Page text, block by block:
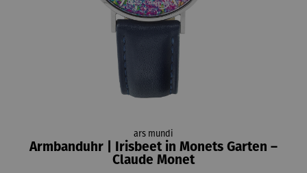
ars mundi
Armbanduhr | Irisbeet in Monets Garten –
Claude Monet